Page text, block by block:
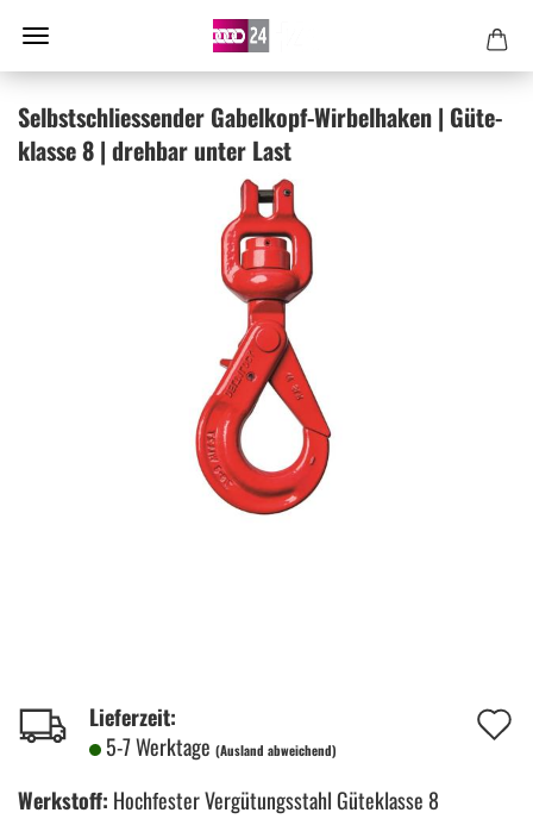
Selbst­schlies­sen­der Gabelkopf-​Wirbelhaken | Gü­te­
klas­se 8 | dreh­bar unter Last
Lieferzeit:
5-7 Werktage (Ausland abweichend)
Werkstoff: Hochfester Vergütungsstahl Güteklasse 8